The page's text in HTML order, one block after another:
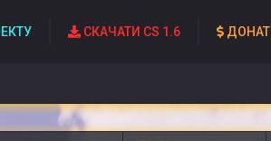
СКАЧАТИ CS 1.6 ДОНАТ